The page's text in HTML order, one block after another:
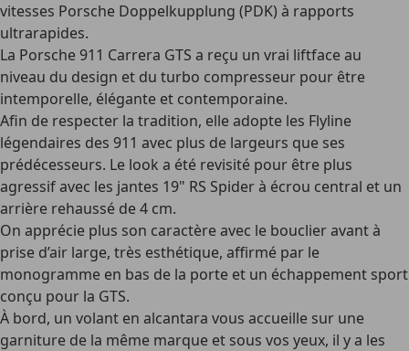
vitesses Porsche Doppelkupplung (PDK) à rapports
ultrarapides.
La Porsche 911 Carrera GTS a reçu un vrai liftface au
niveau du design et du turbo compresseur pour être
intemporelle, élégante et contemporaine.
Afin de respecter la tradition, elle adopte les Flyline
légendaires des 911 avec plus de largeurs que ses
prédécesseurs. Le look a été revisité pour être plus
agressif avec les jantes 19" RS Spider à écrou central et un
arrière rehaussé de 4 cm.
On apprécie plus son caractère avec le bouclier avant à
prise d’air large, très esthétique, affirmé par le
monogramme en bas de la porte et un échappement sport
conçu pour la GTS.
À bord, un volant en alcantara vous accueille sur une
garniture de la même marque et sous vos yeux, il y a les